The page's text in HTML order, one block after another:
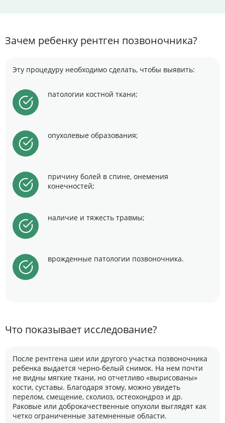
Зачем ребенку рентген позвоночника?
Эту процедуру необходимо сделать, чтобы выявить:
патологии костной ткани;
опухолевые образования;
причину болей в спине, онемения
конечностей;
наличие и тяжесть травмы;
врожденные патологии позвоночника.
Что показывает исследование?
После рентгена шеи или другого участка позвоночника
ребенка выдается черно-белый снимок. На нем почти
не видны мягкие ткани, но отчетливо «вырисованы»
кости, суставы. Благодаря этому, можно увидеть
перелом, смещение, сколиоз, остеохондроз и др.
Раковые или доброкачественные опухоли выглядят как
четко ограниченные затемненные области.